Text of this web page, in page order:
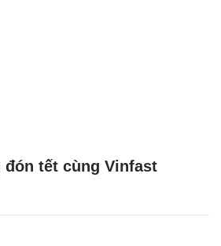
đón tết cùng Vinfast